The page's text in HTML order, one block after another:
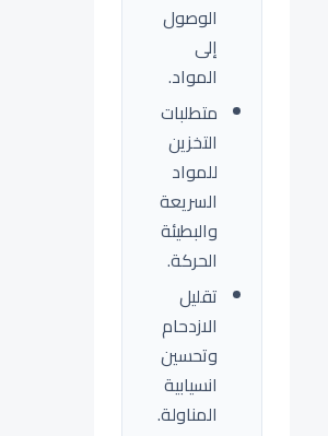
الوصول
إلى
المواد.
متطلبات
التخزين
للمواد
السريعة
والبطيئة
الحركة.
تقليل
الازدحام
وتحسين
انسيابية
المناولة.